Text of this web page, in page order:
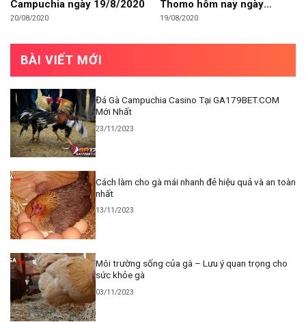
Campuchia ngày 19/8/2020
20/08/2020
Thomo hôm nay ngày
18/8/2020
19/08/2020
BÀI VIẾT MỚI
Đá Gà Campuchia Casino Tại GA179BET.COM
Mới Nhất
23/11/2023
Cách làm cho gà mái nhanh đẻ hiệu quả và an toàn
nhất
13/11/2023
Môi trường sống của gà – Lưu ý quan trọng cho
sức khỏe gà
03/11/2023